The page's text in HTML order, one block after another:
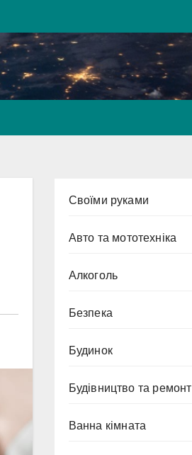
Cвоїми руками
Авто та мототехніка
Алкоголь
Безпека
Будинок
Будівництво та ремонт
Ванна кімната